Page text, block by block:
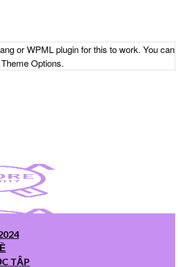
or WPML plugin for this to work. You can
Options.
TẬP